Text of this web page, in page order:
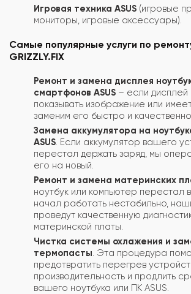
Игровая техника ASUS (игровые
мониторы, игровые аксессуары).
Самые популярные услуги по
GRIZZLY.FIX
Ремонт и замена дисплея
смартфонов ASUS – если
показывать изображение или
заменим его быстро и качественно.
Замена аккумулятора на
ASUS . Если аккумулятор вашего
перестал держать заряд, мы
его на новый.
Ремонт и замена материнских
ноутбук или компьютер перестал
начал работать нестабильно,
проведут качественную
материнской платы.
Чистка системы охлажения и
термопасты . Эта процедура
предотвратить перегрев
производительность и продлить
вашего ноутбука или ПК ASUS.